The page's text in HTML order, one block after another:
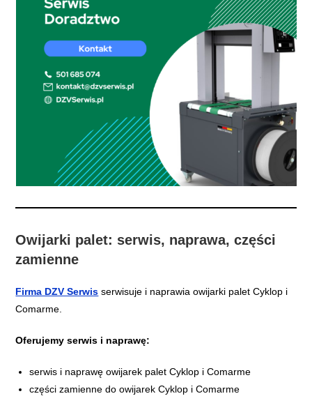
Owijarki palet: serwis, naprawa, części
zamienne
Firma DZV Serwis serwisuje i naprawia owijarki palet Cyklop i
Comarme.
Oferujemy serwis i naprawę:
serwis i naprawę owijarek palet Cyklop i Comarme
części zamienne do owijarek Cyklop i Comarme